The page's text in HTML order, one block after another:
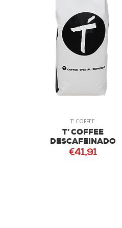
T' COFFEE
T’ COFFEE
DESCAFEINADO
€41,91